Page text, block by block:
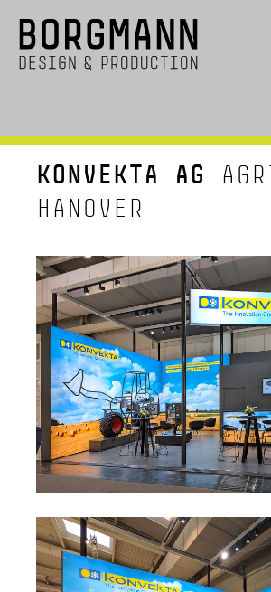
KONVEKTA AG
HANOVER